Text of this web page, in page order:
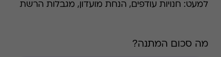
למעט: חנויות עודפים, הנחת מועדון, מגבלות הרשת
מה סכום המתנה?